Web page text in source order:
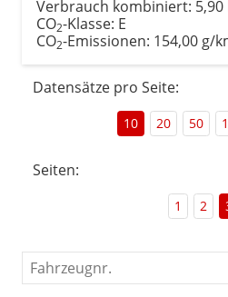
Verbrauch kombiniert:
CO2-Klasse: E
CO2-Emissionen: 154,00 g/
Datensätze pro Seite:
10 20 50
Seiten:
1 2
Fahrzeugnr.